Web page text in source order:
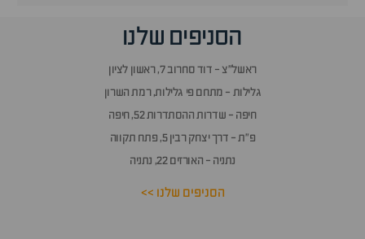
הסניפים שלנו
ראשל״צ - דוד סחרוב 7, ראשון לציון
גלילות - מתחם פי גלילות, רמת השרון
חיפה - שדרות ההסתדרות 52, חיפה
פ״ת - דרך יצחק רבין 5, פתח תקווה
נתניה - האורזים 22, נתניה
הסניפים שלנו >>